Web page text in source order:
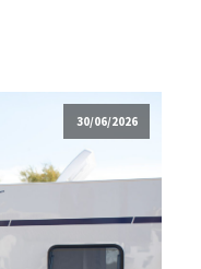
30/06/2026